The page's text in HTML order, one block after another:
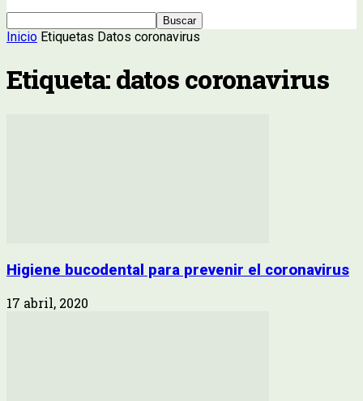
Inicio Etiquetas Datos coronavirus
Etiqueta: datos coronavirus
Higiene bucodental para prevenir el coronavirus
17 abril, 2020